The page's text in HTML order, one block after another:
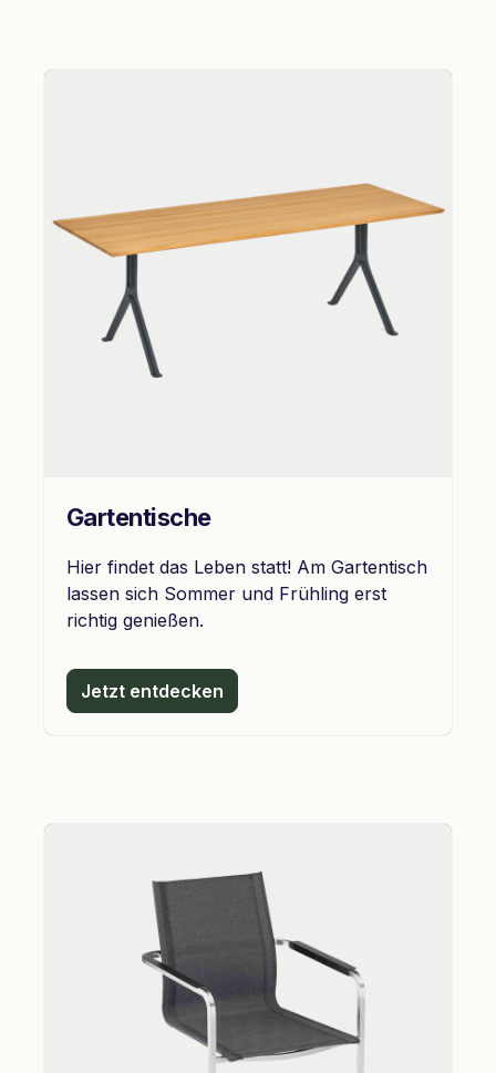
Gartentische
Hier findet das Leben statt! Am Gartentisch
lassen sich Sommer und Frühling erst
richtig genießen.
Jetzt entdecken